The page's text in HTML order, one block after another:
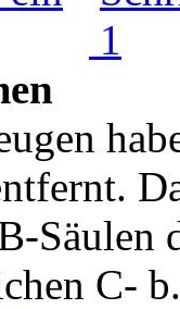
Säulen
C-